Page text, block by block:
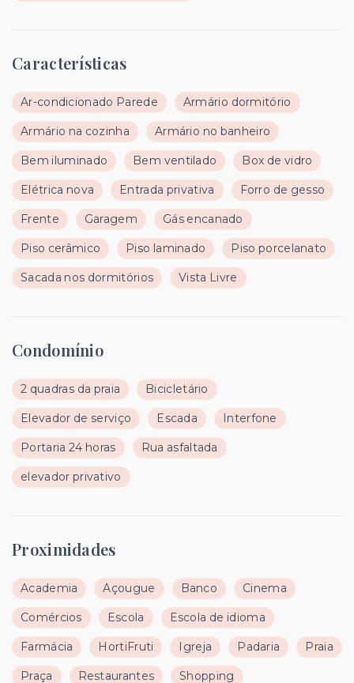
Características
Ar-condicionado Parede Armário dormitório
Armário na cozinha Armário no banheiro
Bem iluminado Bem ventilado Box de vidro
Elétrica nova Entrada privativa Forro de gesso
Frente Garagem Gás encanado
Piso cerâmico Piso laminado Piso porcelanato
Sacada nos dormitórios Vista Livre
Condomínio
2 quadras da praia Bicicletário
Elevador de serviço Escada Interfone
Portaria 24 horas Rua asfaltada
elevador privativo
Proximidades
Academia Açougue Banco Cinema
Comércios Escola Escola de idioma
Farmácia HortiFruti Igreja Padaria Praia
Praça Restaurantes Shopping